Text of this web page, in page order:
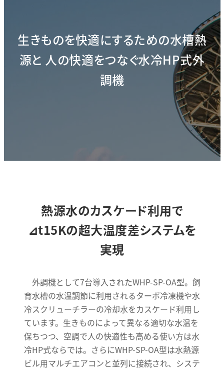
生きものを快適にするための水槽熱
源と 人の快適をつなぐ水冷HP式外
調機
熱源水のカスケード利用で
⊿t15Kの超大温度差システムを
実現
外調機として7台導入されたWHP-SP-OA型。飼
育水槽の水温調節に利用されるターボ冷凍機や水
冷スクリューチラーの冷却水をカスケード利用し
ています。生きものによって異なる適切な水温を
保ちつつ、空調で人の快適性も高める使い方は水
冷HP式ならでは。さらにWHP-SP-OA型は水熱源
ビル用マルチエアコンと並列に接続され、システ